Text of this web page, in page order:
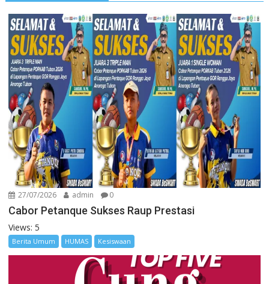
27/07/2026 admin 0
Cabor Petanque Sukses Raup Prestasi
Views: 5
Berita Umum HUMAS Kesiswaan